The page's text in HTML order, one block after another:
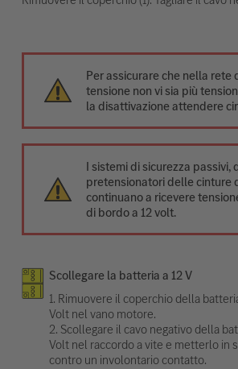
Per assicurare che nella rete
tensione non vi sia più
la disattivazione attendere
I sistemi di sicurezza passivi,
pretensionatori delle cinture
continuano a ricevere
di bordo a 12 volt.
Scollegare la batteria a 12 V
1. Rimuovere il coperchio della
Volt nel vano motore.
2. Scollegare il cavo negativo della
Volt nel raccordo a vite e metterlo in
contro un involontario contatto.